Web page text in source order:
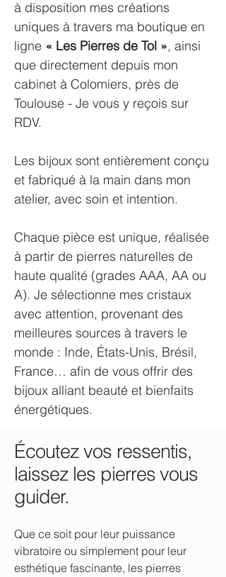
à disposition mes créations
uniques à travers ma boutique en
ligne « Les Pierres de Tol », ainsi
que directement depuis mon
cabinet à Colomiers, près de
Toulouse - Je vous y reçois sur
RDV.
Les bijoux sont entièrement conçu
et fabriqué à la main dans mon
atelier, avec soin et intention.
Chaque pièce est unique, réalisée
à partir de pierres naturelles de
haute qualité (grades AAA, AA ou
A). Je sélectionne mes cristaux
avec attention, provenant des
meilleures sources à travers le
monde : Inde, États-Unis, Brésil,
France… afin de vous offrir des
bijoux alliant beauté et bienfaits
énergétiques.
Écoutez vos ressentis,
laissez les pierres vous
guider.
Que ce soit pour leur puissance
vibratoire ou simplement pour leur
esthétique fascinante, les pierres